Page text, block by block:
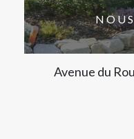
Avenue du